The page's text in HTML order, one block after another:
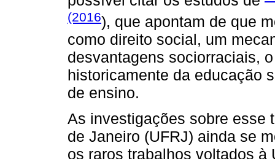
(2016), que apontam de que
como direito social, um
desvantagens sociorraciais,
historicamente da educação
de ensino.
As investigações sobre esse
de Janeiro (UFRJ) ainda se
os raros trabalhos voltados à